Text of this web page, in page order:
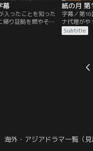
幕
入ったことを知った
帰り証拠を燃やそう
教授たちが訪ねて
ン教授の親戚はイ
紙の月
字幕／第
ナ代理がや
を知ってい
後休暇を取
の元にビ
Subtitle
海外・アジアドラマ一覧（見